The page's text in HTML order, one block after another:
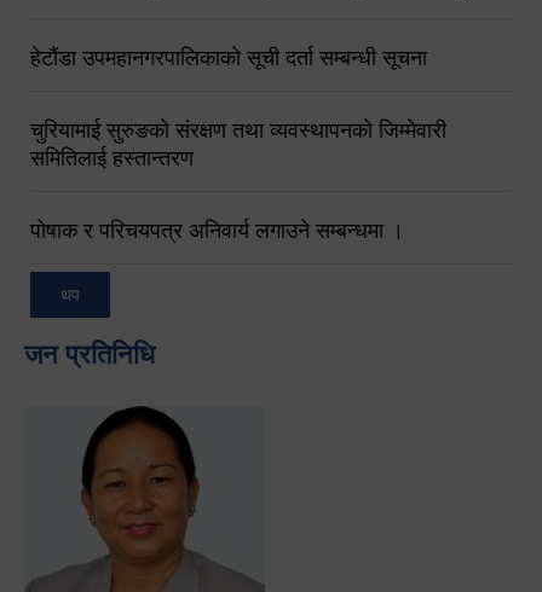
हेटौंडा उपमहानगरपालिकाको सूची दर्ता सम्बन्धी सूचना
चुरियामाई सुरुङको संरक्षण तथा व्यवस्थापनको जिम्मेवारी
समितिलाई हस्तान्तरण
पोषाक र परिचयपत्र अनिवार्य लगाउने सम्बन्धमा ।
थप
जन प्रतिनिधि